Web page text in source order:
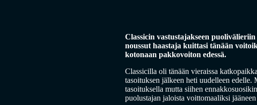
Classicin vastustajakseen
noussut haastaja kuittasi tänään
kotonaan pakkovoiton edessä.
Classicilla oli tänään vieraissa
tasoituksen jälkeen heti uudelleen
tasoituksella mutta siihen
puolustajan jaloista voittomaaliksi